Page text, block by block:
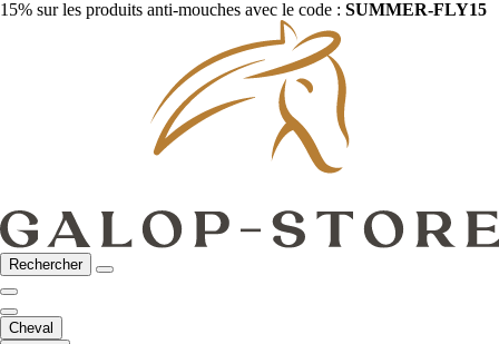
15% sur les produits anti-mouches avec le code : SUMMER-FLY15
Rechercher
Cheval